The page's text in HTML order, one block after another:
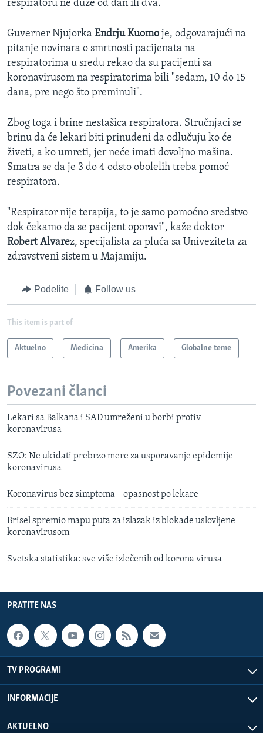
respiratoru ne duže od dan ili dva.
Guverner Njujorka Endrju Kuomo je, odgovarajući na
pitanje novinara o smrtnosti pacijenata na
respiratorima u sredu rekao da su pacijenti sa
koronavirusom na respiratorima bili "sedam, 10 do 15
dana, pre nego što preminuli".
Zbog toga i brine nestašica respiratora. Stručnjaci se
brinu da će lekari biti prinuđeni da odlučuju ko će
živeti, a ko umreti, jer neće imati dovoljno mašina.
Smatra se da je 3 do 4 odsto obolelih treba pomoć
respiratora.
"Respirator nije terapija, to je samo pomoćno sredstvo
dok čekamo da se pacijent oporavi", kaže doktor
Robert Alvarez, specijalista za pluća sa Univeziteta za
zdravstveni sistem u Majamiju.
Podelite Follow us
This item is part of
Aktuelno Medicina Amerika Globalne teme
Povezani članci
Lekari sa Balkana i SAD umreženi u borbi protiv
koronavirusa
SZO: Ne ukidati prebrzo mere za usporavanje epidemije
koronavirusa
Koronavirus bez simptoma – opasnost po lekare
Brisel spremio mapu puta za izlazak iz blokade uslovljene
koronavirusom
Svetska statistika: sve više izlečenih od korona virusa
PRATITE NAS
TV PROGRAMI
INFORMACIJE
AKTUELNO